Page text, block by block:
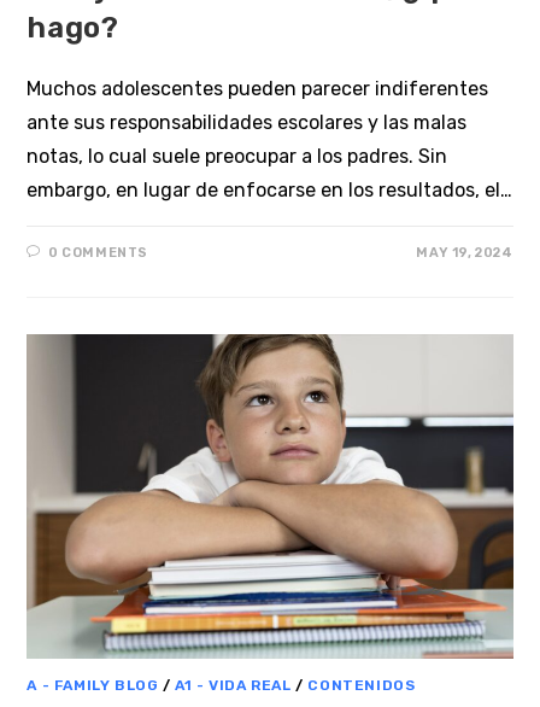
hago?
Muchos adolescentes pueden parecer indiferentes
ante sus responsabilidades escolares y las malas
notas, lo cual suele preocupar a los padres. Sin
embargo, en lugar de enfocarse en los resultados, el…
0 COMMENTS MAY 19, 2024
A - FAMILY BLOG /A1 - VIDA REAL / CONTENIDOS